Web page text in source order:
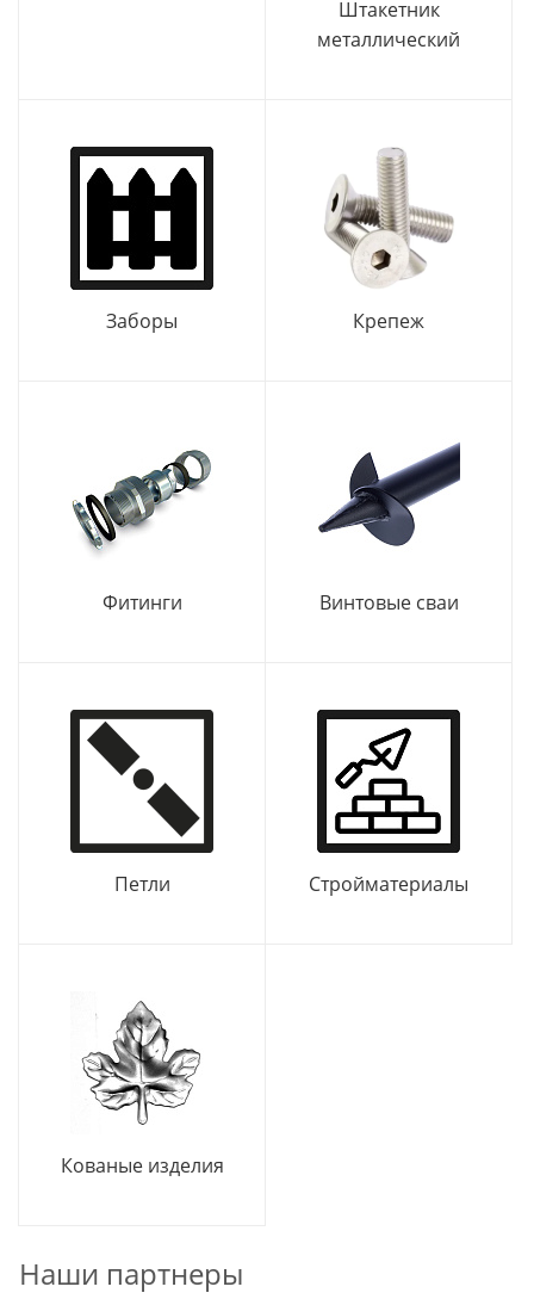
Штакетник
металлический
Заборы Крепеж
Фитинги Винтовые сваи
Петли Стройматериалы
Кованые изделия
Наши партнеры